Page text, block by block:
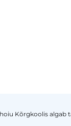
Kõrgkoolis algab